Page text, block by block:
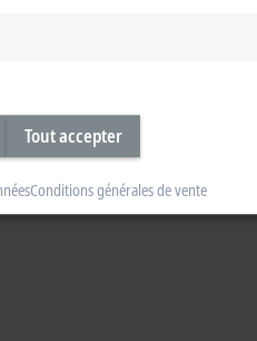
Tout accepter
Conditions générales de vente